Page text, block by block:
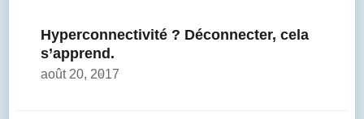
Hyperconnectivité ? Déconnecter, cela
s’apprend.
août 20, 2017